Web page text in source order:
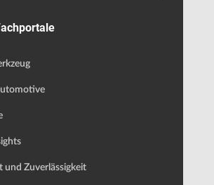
und Zuverlässigkeit